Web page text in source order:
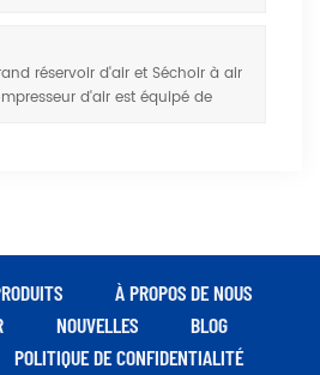
réservoir d'air et Séchoir à air
d'air est équipé de
À PROPOS DE NOUS
NOUVELLES
BLOG
POLITIQUE DE CONFIDENTIALITÉ